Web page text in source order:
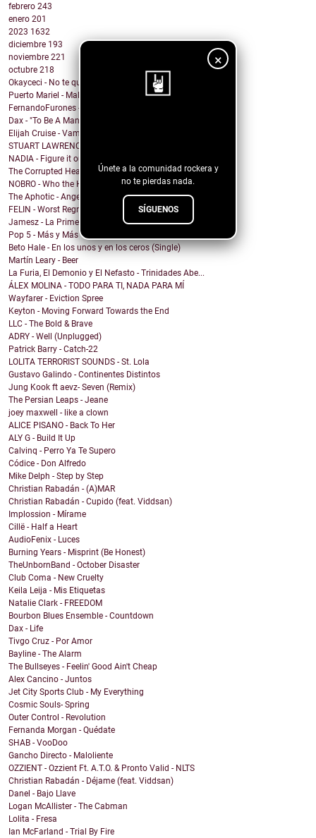
×
Únete a la comunidad rockera y
no te pierdas nada.
SÍGUENOS
febrero 243
enero 201
2023 1632
diciembre 193
noviembre 221
octubre 218
Okayceci - No te quiero
Puerto Mariel - Maldito Antro
FernandoFurones - Me Vuelvo Salvaje
Dax - "To Be A Man" Ft. Darius Rucker
Elijah Cruise - Vampire U
STUART LAWRENCE - ONE
NADIA - Figure it out
The Corrupted Hearts - We Dug a Ditch & Laid Down
NOBRO - Who the Hell Am I?
The Aphotic - Angel
FELIN - Worst Regret
Jamesz - La Primera Brisa
Pop 5 - Más y Más
Beto Hale - En los unos y en los ceros (Single)
Martín Leary - Beer
La Furia, El Demonio y El Nefasto - Trinidades Abe...
ÁLEX MOLINA - TODO PARA TI, NADA PARA MÍ
Wayfarer - Eviction Spree
Keyton - Moving Forward Towards the End
LLC - The Bold & Brave
ADRY - Well (Unplugged)
Patrick Barry - Catch-22
LOLITA TERRORIST SOUNDS - St. Lola
Gustavo Galindo - Continentes Distintos
Jung Kook ft aevz- Seven (Remix)
The Persian Leaps - Jeane
joey maxwell - like a clown
ALICE PISANO - Back To Her
ALY G - Build It Up
Calvinq - Perro Ya Te Supero
Códice - Don Alfredo
Mike Delph - Step by Step
Christian Rabadán - (A)MAR
Christian Rabadán - Cupido (feat. Viddsan)
Implossion - Mírame
Cillë - Half a Heart
AudioFenix - Luces
Burning Years - Misprint (Be Honest)
TheUnbornBand - October Disaster
Club Coma - New Cruelty
Keila Leija - Mis Etiquetas
Natalie Clark - FREEDOM
Bourbon Blues Ensemble - Countdown
Dax - Life
Tivgo Cruz - Por Amor
Bayline - The Alarm
The Bullseyes - Feelin' Good Ain't Cheap
Alex Cancino - Juntos
Jet City Sports Club - My Everything
Cosmic Souls- Spring
Outer Control - Revolution
Fernanda Morgan - Quédate
SHAB - VooDoo
Gancho Directo - Maloliente
OZZIENT - Ozzient Ft. A.T.O. & Pronto Valid - NLTS
Christian Rabadán - Déjame (feat. Viddsan)
Danel - Bajo Llave
Logan McAllister - The Cabman
Lolita - Fresa
Ian McFarland - Trial By Fire